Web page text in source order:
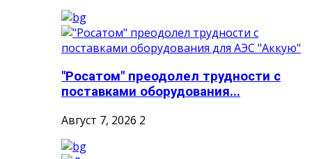
"Росатом" преодолел трудности с
поставками оборудования...
Август 7, 2026 2